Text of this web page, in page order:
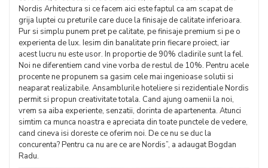
Nordis Arhitectura si ce facem aici este faptul ca am scapat de
grija luptei cu preturile care duce la finisaje de calitate inferioara.
Pur si simplu punem pret pe calitate, pe finisaje premium si pe o
experienta de lux. Iesim din banalitate prin fiecare proiect, iar
acest lucru nu este usor. In proportie de 90% cladirile sunt la fel.
Noi ne diferentiem cand vine vorba de restul de 10%. Pentru acele
procente ne propunem sa gasim cele mai ingenioase solutii si
neaparat realizabile. Ansamblurile hoteliere si rezidentiale Nordis
permit si propun creativitate totala. Cand ajung oamenii la noi,
vrem sa aiba experiente, senzatii, dorinta de apartenenta. Atunci
simtim ca munca noastra e apreciata din toate punctele de vedere,
cand cineva isi doreste ce oferim noi. De ce nu se duc la
concurenta? Pentru ca nu are ce are Nordis”, a adaugat Bogdan
Radu.